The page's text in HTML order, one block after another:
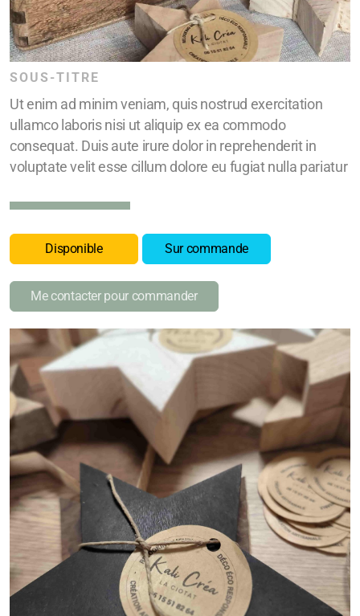
SOUS-TITRE
Ut enim ad minim veniam, quis nostrud exercitation
ullamco laboris nisi ut aliquip ex ea commodo
consequat. Duis aute irure dolor in reprehenderit in
voluptate velit esse cillum dolore eu fugiat nulla pariatur
Disponible Sur commande
Me contacter pour commander